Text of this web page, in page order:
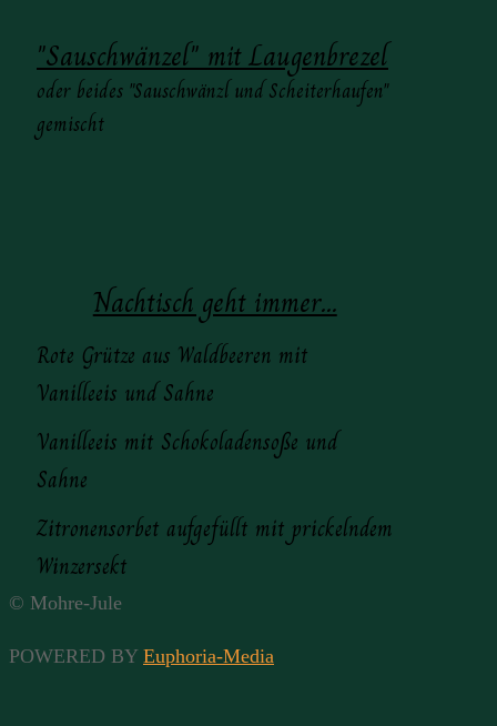
"Sauschwänzel" mit Laugenbrezel
oder beides "Sauschwänzl und Scheiterhaufen"
gemischt
Nachtisch geht immer...
Rote Grütze aus Waldbeeren mit
Vanilleeis und Sahne
Vanilleeis mit Schokoladensoße und
Sahne
Zitronensorbet aufgefüllt mit prickelndem
Winzersekt
© Mohre-Jule
POWERED BY Euphoria-Media